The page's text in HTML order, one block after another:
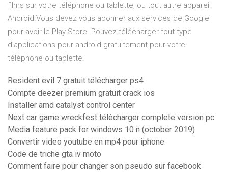
films sur votre téléphone ou tablette, ou tout autre appareil
Android.Vous devez vous abonner aux services de Google
pour avoir le Play Store. Pouvez télécharger tout type
d’applications pour android gratuitement pour votre
téléphone ou tablette.
Resident evil 7 gratuit télécharger ps4
Compte deezer premium gratuit crack ios
Installer amd catalyst control center
Next car game wreckfest télécharger complete version pc
Media feature pack for windows 10 n (october 2019)
Convertir video youtube en mp4 pour iphone
Code de triche gta iv moto
Comment faire pour changer son pseudo sur facebook